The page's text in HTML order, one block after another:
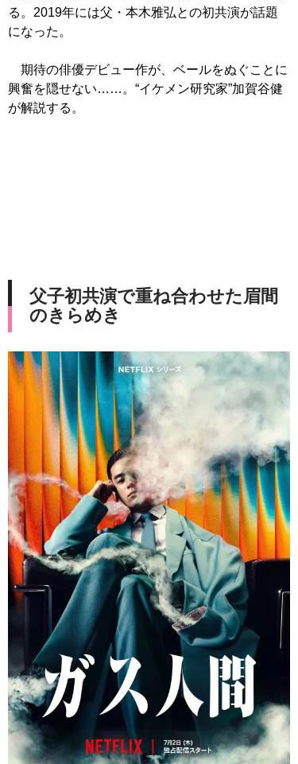
る。2019年には父・本木雅弘との初共演が話題
になった。
期待の俳優デビュー作が、ベールをぬぐことに
興奮を隠せない……。“イケメン研究家”加賀谷健
が解説する。
父子初共演で重ね合わせた眉間
のきらめき